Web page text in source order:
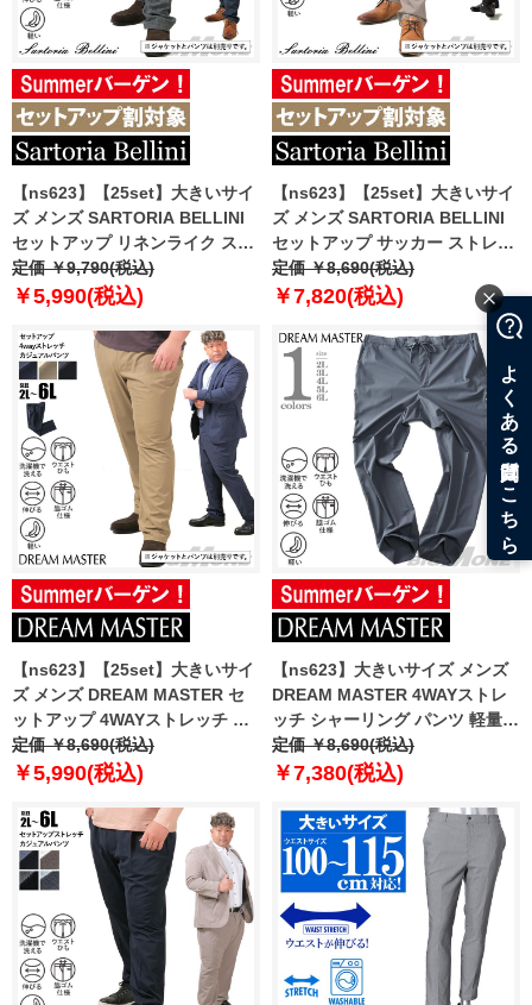
【ns623】【25set】大きいサイ
ズ メンズ SARTORIA BELLINI
セットアップ リネンライク スト
レッチ パンツ 軽量 ウォッシャブ
ル スマリラ azs2518-sp
定価 ￥9,790(税込)
￥5,990(税込)
【ns623】【25set】大きいサイ
ズ メンズ SARTORIA BELLINI
セットアップ サッカー ストレッ
チ パンツ 軽量 ウォッシャブル
スマリラ azps2518-se1 【fre】
定価 ￥8,690(税込)
￥7,820(税込)
【ns623】【25set】大きいサイ
ズ メンズ DREAM MASTER セ
ットアップ 4WAYストレッチ カ
ジュアル パンツ 軽量 ウォッシャ
ブル 消臭抗菌 スマリラ
定価 ￥8,690(税込)
￥5,990(税込)
【ns623】大きいサイズ メンズ
DREAM MASTER 4WAYストレ
ッチ シャーリング パンツ 軽量
ウォッシャブル 消臭抗菌
azs2535-sps
定価 ￥8,690(税込)
￥7,380(税込)